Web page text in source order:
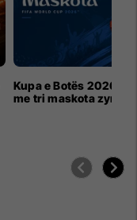
Kupa e Botës 2026
me tri maskota zyrtare